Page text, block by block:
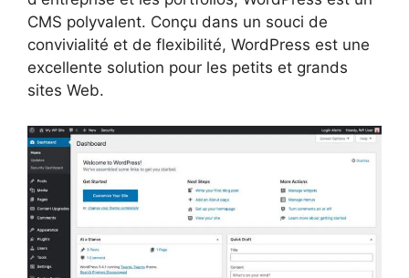
CMS polyvalent. Conçu dans un souci de
convivialité et de flexibilité, WordPress est une
excellente solution pour les petits et grands
sites Web.